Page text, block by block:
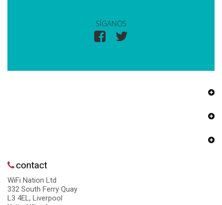
SÍGANOS
contact
WiFi Nation Ltd
332 South Ferry Quay
L3 4EL, Liverpool